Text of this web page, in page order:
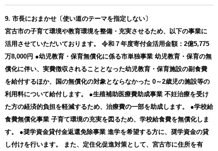
9. 市長におまかせ〔使い道のテーマを指定しない〕
宮古市の子育て環境や教育環境を整備・充実させるため、以下の事業に
活用させていただいております。 令和７年度寄付金活用金額：2億5,775
万8,000円 ●幼児教育・保育無償化に係る市単独事業 幼児教育・保育の無
償化に伴い、実費徴収されることとなった幼児教育・保育施設の副食費
を給付するほか、国の無償化の対象とならなかった 0～2歳児の施設等の
利用料について給付します。 ●生殖補助医療費助成事業 不妊治療を受け
た方の経済的負担を軽減するため、治療費の一部を助成します。 ●学校給
食費無償化事業 子育て環境の充実を図るため、学校給食費を無償化しま
す。 ●奨学資金貸付金返還免除事業 進学を希望する方に、奨学資金の貸
し付けを行います。 また、定住化促進対策として、宮古市に住所を有